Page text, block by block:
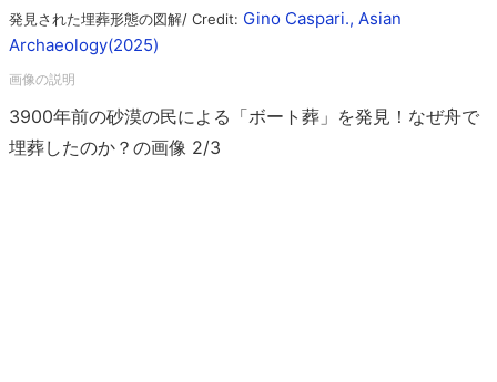
発見された埋葬形態の図解/ Credit: Gino Caspari., Asian
Archaeology(2025)
3900年前の砂漠の民による「ボート葬」を発見！なぜ舟で
埋葬したのか？の画像 2/3